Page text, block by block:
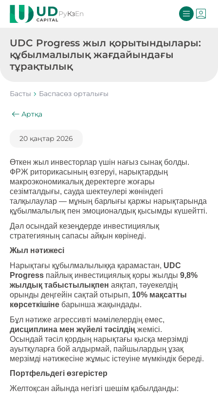
РуКзEn
UDC Progress жыл қорытындылары:
құбылмалылық жағдайындағы
тұрақтылық
Басты Баспасөз орталығы
Артқа
20 қаңтар 2026
Өткен жыл инвесторлар үшін нағыз сынақ болды.
ФРЖ риторикасының өзгеруі, нарықтардың
макроэкономикалық деректерге жоғары
сезімталдығы, сауда шектеулері жөніндегі
талқылаулар — мұның барлығы қаржы нарықтарында
құбылмалылық пен эмоционалдық қысымды күшейтті.
Дәл осындай кезеңдерде инвестициялық
стратегияның сапасы айқын көрінеді.
Жыл нәтижесі
Нарықтағы құбылмалылыққа қарамастан, UDC
Progress пайлық инвестициялық қоры жылды 9,8%
жылдық табыстылықпен аяқтап, тәуекелдің
орынды деңгейін сақтай отырып, 10% мақсатты
көрсеткішіне барынша жақындады.
Бұл нәтиже агрессивті мәмілелердің емес,
дисциплина мен жүйелі тәсілдің жемісі.
Осындай тәсіл қордың нарықтағы қысқа мерзімді
ауытқуларға бой алдырмай, пайшылардың ұзақ
мерзімді нәтижесіне жұмыс істеуіне мүмкіндік береді.
Портфельдегі өзгерістер
Желтоқсан айында негізгі шешім қабылданды: